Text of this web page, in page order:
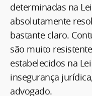
determinadas na
absolutamente
bastante claro.
são muito
estabelecidos na
insegurança
advogado.